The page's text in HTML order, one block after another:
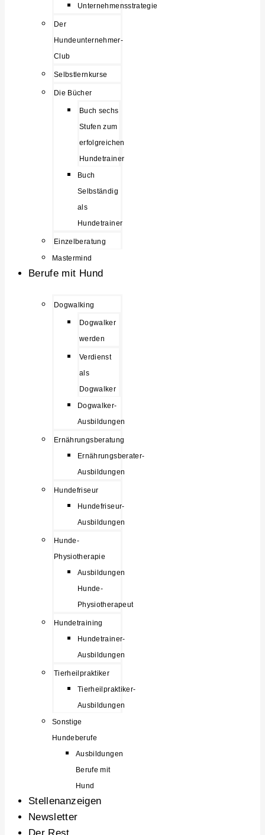
Unternehmensstrategie
Der
Hundeunternehmer-
Club
Selbstlernkurse
Die Bücher
Buch sechs
Stufen zum
erfolgreichen
Hundetrainer
Buch
Selbständig
als
Hundetrainer
Einzelberatung
Mastermind
Berufe mit Hund
Dogwalking
Dogwalker
werden
Verdienst
als
Dogwalker
Dogwalker-
Ausbildungen
Ernährungsberatung
Ernährungsberater-
Ausbildungen
Hundefriseur
Hundefriseur-
Ausbildungen
Hunde-
Physiotherapie
Ausbildungen
Hunde-
Physiotherapeut
Hundetraining
Hundetrainer-
Ausbildungen
Tierheilpraktiker
Tierheilpraktiker-
Ausbildungen
Sonstige
Hundeberufe
Ausbildungen
Berufe mit
Hund
Stellenanzeigen
Newsletter